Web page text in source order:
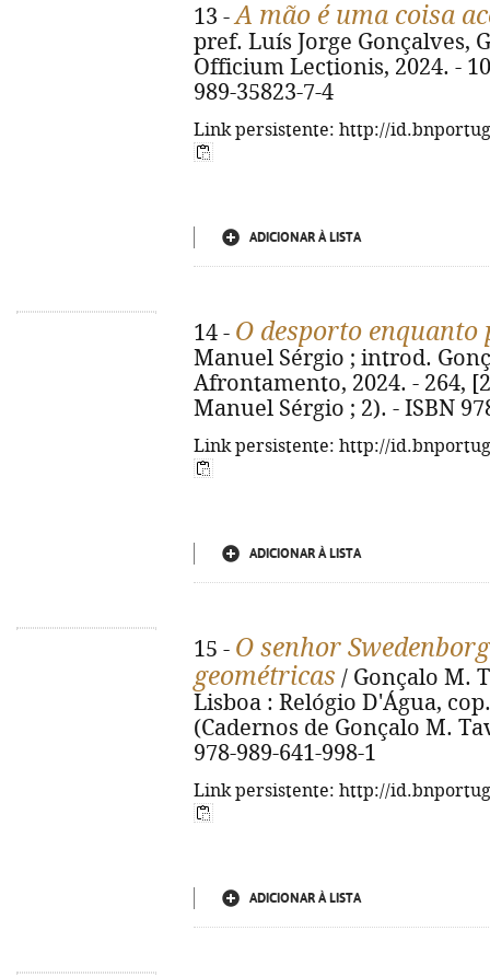
13 -A mão é uma coisa
pref. Luís Jorge Gonçalves,
Officium Lectionis, 2024. -
989-35823-7-4
Link persistente: http://
ADICIONAR À LISTA
14 - O desporto
Manuel Sérgio ; introd.
Afrontamento, 2024. - 264,
Manuel Sérgio ; 2). - ISBN
Link persistente: http://
ADICIONAR À LISTA
15 - O senhor
geométricas / Gonçalo M.
Lisboa : Relógio D'Água,
(Cadernos de Gonçalo M.
978-989-641-998-1
Link persistente: http://
ADICIONAR À LISTA